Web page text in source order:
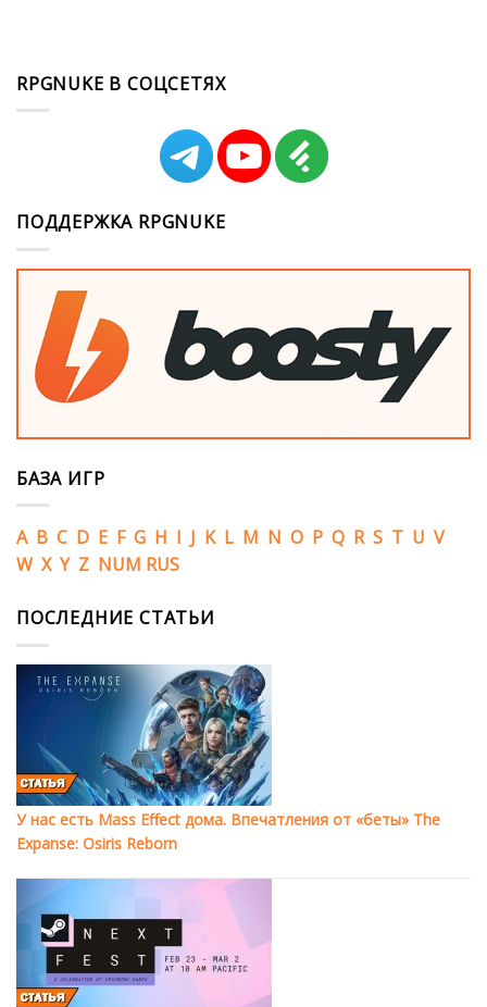
RPGNUKE В СОЦСЕТЯХ
ПОДДЕРЖКА RPGNUKE
БАЗА ИГР
A B C D E F G H I J K L M N O P Q R S T U V
W X Y Z NUM RUS
ПОСЛЕДНИЕ СТАТЬИ
У нас есть Mass Effect дома. Впечатления от «беты» The
Expanse: Osiris Reborn